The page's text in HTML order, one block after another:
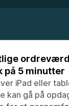
på 5 minutter
iPad eller
kan gå på